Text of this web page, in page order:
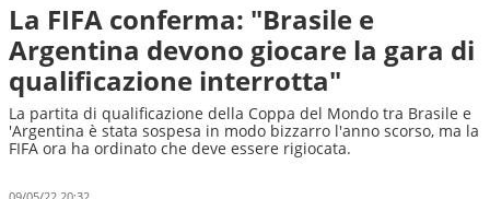
La FIFA conferma: "Brasile e
Argentina devono giocare la gara di
qualificazione interrotta"
La partita di qualificazione della Coppa del Mondo tra Brasile e
'Argentina è stata sospesa in modo bizzarro l'anno scorso, ma la
FIFA ora ha ordinato che deve essere rigiocata.